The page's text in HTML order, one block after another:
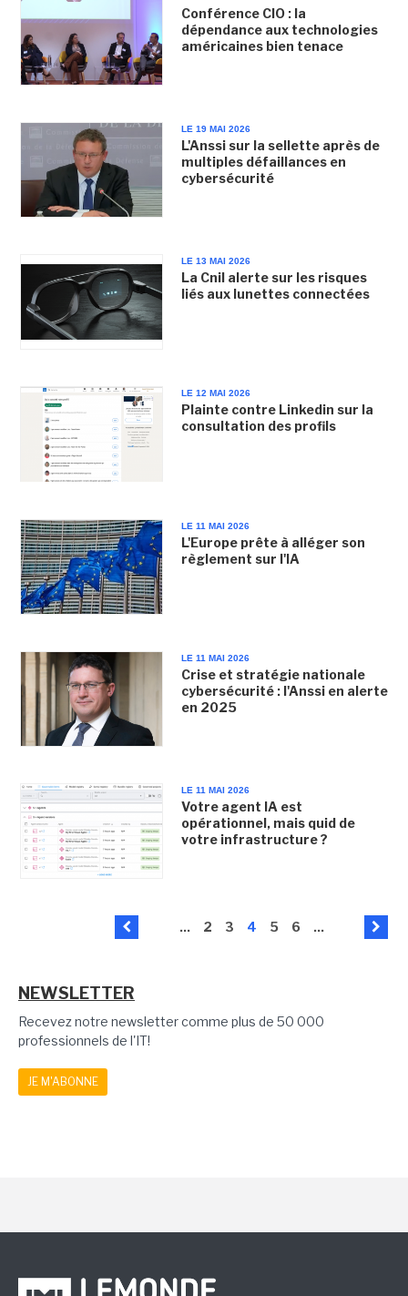
Conférence CIO : la
dépendance aux technologies
américaines bien tenace
LE 19 MAI 2026
L'Anssi sur la sellette après de
multiples défaillances en
cybersécurité
LE 13 MAI 2026
La Cnil alerte sur les risques
liés aux lunettes connectées
LE 12 MAI 2026
Plainte contre Linkedin sur la
consultation des profils
LE 11 MAI 2026
L'Europe prête à alléger son
règlement sur l'IA
LE 11 MAI 2026
Crise et stratégie nationale
cybersécurité : l'Anssi en alerte
en 2025
LE 11 MAI 2026
Votre agent IA est
opérationnel, mais quid de
votre infrastructure ?
... 2 3 4 5 6 ...
NEWSLETTER
Recevez notre newsletter comme plus de 50 000
professionnels de l'IT!
JE M'ABONNE